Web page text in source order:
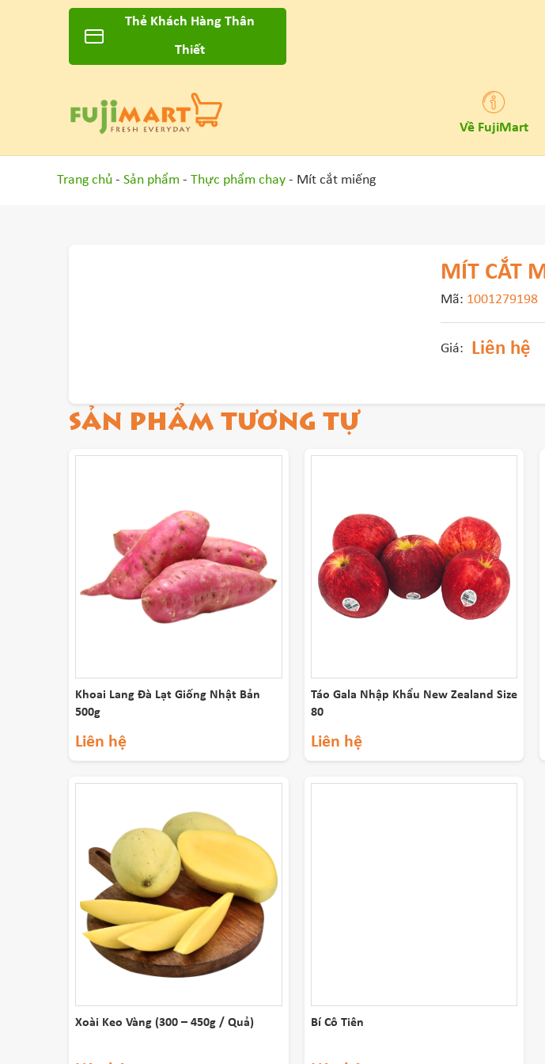
Thẻ Khách Hàng Thân
Thiết
Về FujiMart
Trang chủ - Sản phẩm - Thực phẩm chay - Mít cắt miếng
MÍT CẮT
Mã: 1001279198
Giá: Liên hệ
SẢN PHẨM TƯƠNG TỰ
Khoai Lang Đà Lạt Giống Nhật Bản
500g
Liên hệ
Táo Gala Nhập Khẩu New Zealand Size
80
Liên hệ
Xoài Keo Vàng (300 – 450g / Quả) Bí Cô Tiên